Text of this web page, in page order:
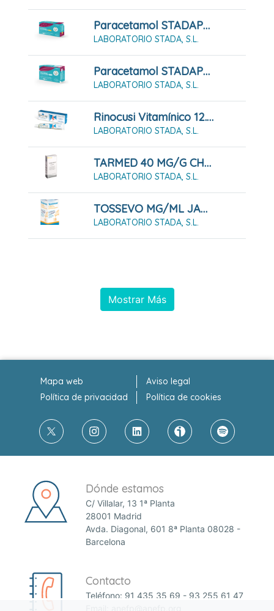
Paracetamol STADAPHARM 500mg 20 Comprimidos EFG
LABORATORIO STADA, S.L.
Paracetamol STADAPHARM 650 Mg 20 Comprimidos EFG
LABORATORIO STADA, S.L.
Rinocusi Vitamínico 12.500 UI/g Pomada Nasal
LABORATORIO STADA, S.L.
TARMED 40 MG/G CHAMPU 150 ML
LABORATORIO STADA, S.L.
TOSSEVO MG/ML JARABE EFG 200 ML
LABORATORIO STADA, S.L.
Mostrar Más
Mapa web
Aviso legal
Política de privacidad
Política de cookies
Dónde estamos
C/ Villalar, 13 1ª Planta
28001 Madrid
Avda. Diagonal, 601 8ª Planta 08028 -
Barcelona
Contacto
Teléfono: 91 435 35 69 - 93 255 61 47